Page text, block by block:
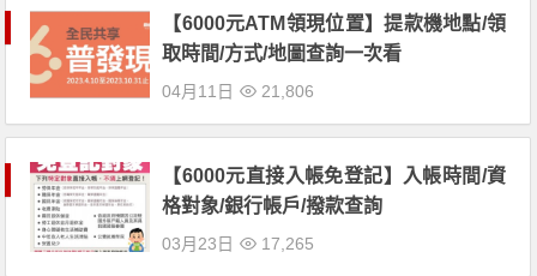
【6000元ATM領現位置】提款機地點/領
取時間/方式/地圖查詢一次看
04月11日 21,806
【6000元直接入帳免登記】入帳時間/資
格對象/銀行帳戶/撥款查詢
03月23日 17,265